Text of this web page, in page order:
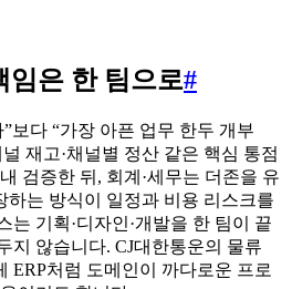
임은 한 팀으로#
보다 “가장 아픈 업무 한두 개부
재고·채널별 정산 같은 핵심 통점
검증한 뒤, 회계·세무는 더존을 유
하는 방식이 일정과 비용 리스크를
는 기획·디자인·개발을 한 팀이 끝
지 않습니다. CJ대한통운의 물류
ERP처럼 도메인이 까다로운 프로